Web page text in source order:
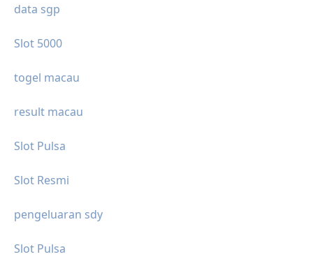
data sgp
Slot 5000
togel macau
result macau
Slot Pulsa
Slot Resmi
pengeluaran sdy
Slot Pulsa